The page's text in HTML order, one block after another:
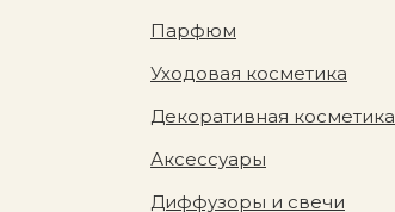
Парфюм
Уходовая косметика
Аксессуары
Диффузоры и свечи
Декоративная косметика